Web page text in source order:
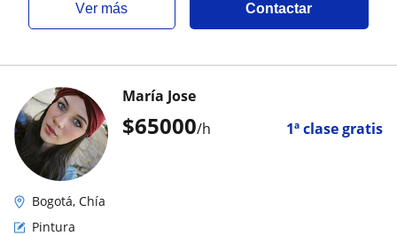
ver más Contactar
$65000/h 1ª clase gratis
María Jose
Bogotá, Chía
Pintura